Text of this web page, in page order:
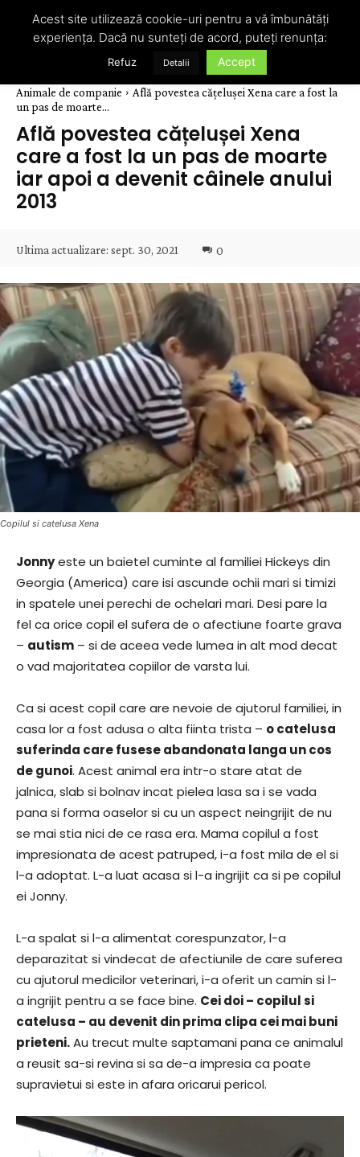
Animale de companie
Află povestea cățelușei Xena care a fost la
un pas de moarte...
Află povestea cățelușei Xena
care a fost la un pas de moarte
iar apoi a devenit câinele anului
2013
Ultima actualizare: sept. 30, 2021 0
Copilul si catelusa Xena
Jonnyeste un baietel cuminte al familiei Hickeys din
Georgia (America) care isi ascunde ochii mari si timizi
in spatele unei perechi de ochelari mari. Desi pare la
fel ca orice copil el sufera de o afectiune foarte grava
– autism – si de aceea vede lumea in alt mod decat
o vad majoritatea copiilor de varsta lui.
Ca si acest copil care are nevoie de ajutorul familiei, in
casa lor a fost adusa o alta fiinta trista – o catelusa
suferinda care fusese abandonata langa un cos
de gunoi. Acest animal era intr-o stare atat de
jalnica, slab si bolnav incat pielea lasa sa i se vada
pana si forma oaselor si cu un aspect neingrijit de nu
se mai stia nici de ce rasa era. Mama copilul a fost
impresionata de acest patruped, i-a fost mila de el si
l-a adoptat. L-a luat acasa si l-a ingrijit ca si pe copilul
ei Jonny.
L-a spalat si l-a alimentat corespunzator, l-a
deparazitat si vindecat de afectiunile de care suferea
cu ajutorul medicilor veterinari, i-a oferit un camin si l-
a ingrijit pentru a se face bine. Cei doi – copilul si
catelusa – au devenit din prima clipa cei mai buni
prieteni.Au trecut multe saptamani pana ce animalul
a reusit sa-si revina si sa de-a impresia ca poate
supravietui si este in afara oricarui pericol.
Acest site utilizează cookie-uri pentru a vă îmbunătăți
experiența. Dacă nu sunteți de acord, puteți renunța:
Refuz Detalii Accept